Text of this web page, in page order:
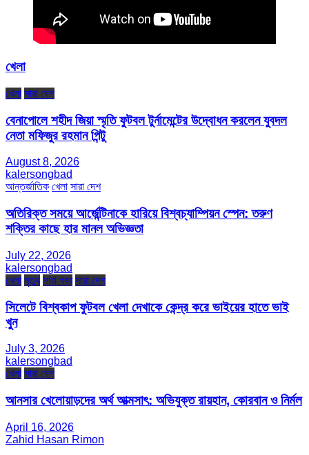
খেলা
খেলা সারা দেশ
বেনাপোলে শহীদ জিয়া স্মৃতি ফুটবল টুর্নামেন্টের উদ্বোধন করলেন যুবদল
নেতা মফিজুর রহমান পিন্টু
August 8, 2026
kalersongbad
আন্তর্জাতিক খেলা সারা দেশ
অতিরিক্ত সময়ে আর্জেন্টিনাকে হারিয়ে বিশ্বচ্যাম্পিয়ন স্পেন: তরুণ
শক্তির কাছে হার মানল অভিজ্ঞতা
July 22, 2026
kalersongbad
খেলা মৃত্যু সারা খবর সারা দেশ
সিলেটে বিশ্বকাপ ফুটবল খেলা দেখাকে কেন্দ্র করে ভাইয়ের হাতে ভাই
খুন
July 3, 2026
kalersongbad
খেলা সারা দেশ
আনসার খেলোয়াড়দের অর্থ আত্মসাৎ: অভিযুক্ত রায়হান, কোরবান ও নির্মল
April 16, 2026
Zahid Hasan Rimon